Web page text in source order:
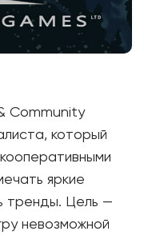
Community
который
яркие
тренды. Цель —
невозможной